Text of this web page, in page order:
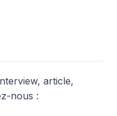
article,
nous :